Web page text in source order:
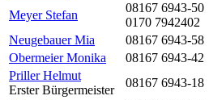
Meyer Stefan
08167 6943-50
0170 7942402
Neugebauer Mia
08167 6943-58
Obermeier Monika
08167 6943-42
Priller Helmut
Erster Bürgermeister
08167 6943-18